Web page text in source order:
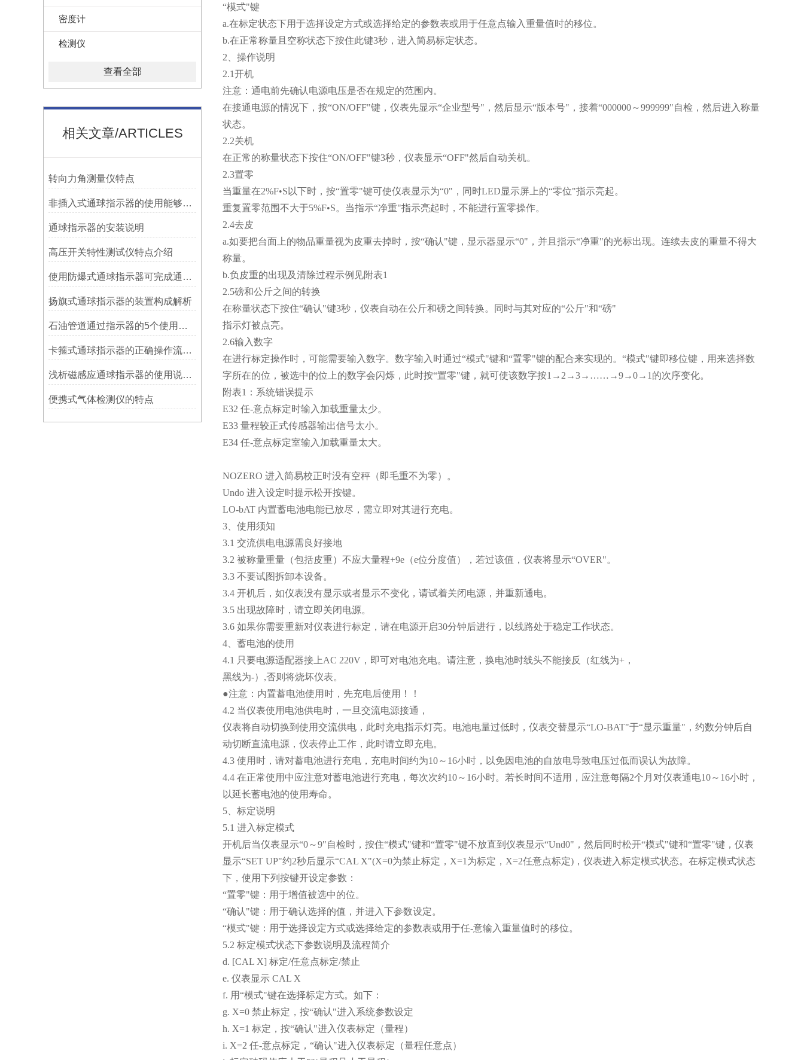
密度计
检测仪
查看全部
相关文章/ARTICLES
转向力角测量仪特点
非插入式通球指示器的使用能够满足各类管道的要求
​通球指示器的安装说明
高压开关特性测试仪特点介绍
使用防爆式通球指示器可完成通球指示功能
扬旗式通球指示器的装置构成解析
石油管道通过指示器的5个使用说明
卡箍式通球指示器的正确操作流程介绍
浅析磁感应通球指示器的使用说明及特点
便携式气体检测仪的特点
“模式"键
a.在标定状态下用于选择设定方式或选择给定的参数表或用于任意点输入重量值时的移位。
b.在正常称量且空称状态下按住此键3秒，进入简易标定状态。
2、操作说明
2.1开机
注意：通电前先确认电源电压是否在规定的范围内。
在接通电源的情况下，按“ON/OFF"键，仪表先显示“企业型号"，然后显示“版本号"，接着“000000～999999"自检，然后进入称量
状态。
2.2关机
在正常的称量状态下按住“ON/OFF"键3秒，仪表显示“OFF"然后自动关机。
2.3置零
当重量在2%F•S以下时，按“置零"键可使仪表显示为“0"，同时LED显示屏上的“零位"指示亮起。
重复置零范围不大于5%F•S。当指示“净重"指示亮起时，不能进行置零操作。
2.4去皮
a.如要把台面上的物品重量视为皮重去掉时，按“确认"键，显示器显示“0"，并且指示“净重"的光标出现。连续去皮的重量不得大
称量。
b.负皮重的出现及清除过程示例见附表1
2.5磅和公斤之间的转换
在称量状态下按住“确认"键3秒，仪表自动在公斤和磅之间转换。同时与其对应的“公斤"和“磅"
指示灯被点亮。
2.6输入数字
在进行标定操作时，可能需要输入数字。数字输入时通过“模式"键和“置零"键的配合来实现的。“模式"键即移位键，用来选择数
字所在的位，被选中的位上的数字会闪烁，此时按“置零"键，就可使该数字按1→2→3→……→9→0→1的次序变化。
附表1：系统错误提示
E32 任-意点标定时输入加载重量太少。
E33 量程较正式传感器输出信号太小。
E34 任-意点标定室输入加载重量太大。
NOZERO 进入简易校正时没有空秤（即毛重不为零）。
Undo 进入设定时提示松开按键。
LO-bAT 内置蓄电池电能已放尽，需立即对其进行充电。
3、使用须知
3.1 交流供电电源需良好接地
3.2 被称量重量（包括皮重）不应大量程+9e（e位分度值），若过该值，仪表将显示“OVER"。
3.3 不要试图拆卸本设备。
3.4 开机后，如仪表没有显示或者显示不变化，请试着关闭电源，并重新通电。
3.5 出现故障时，请立即关闭电源。
3.6 如果你需要重新对仪表进行标定，请在电源开启30分钟后进行，以线路处于稳定工作状态。
4、蓄电池的使用
4.1 只要电源适配器接上AC 220V，即可对电池充电。请注意，换电池时线头不能接反（红线为+，
黑线为-）,否则将烧坏仪表。
●注意：内置蓄电池使用时，先充电后使用！！
4.2 当仪表使用电池供电时，一旦交流电源接通，
仪表将自动切换到使用交流供电，此时充电指示灯亮。电池电量过低时，仪表交替显示“LO-BAT"于“显示重量"，约数分钟后自
动切断直流电源，仪表停止工作，此时请立即充电。
4.3 使用时，请对蓄电池进行充电，充电时间约为10～16小时，以免因电池的自放电导致电压过低而误认为故障。
4.4 在正常使用中应注意对蓄电池进行充电，每次次约10～16小时。若长时间不适用，应注意每隔2个月对仪表通电10～16小时，
以延长蓄电池的使用寿命。
5、标定说明
5.1 进入标定模式
开机后当仪表显示“0～9"自检时，按住“模式"键和“置零"键不放直到仪表显示“Und0"，然后同时松开“模式"键和“置零"键，仪表
显示“SET UP"约2秒后显示“CAL X"(X=0为禁止标定，X=1为标定，X=2任意点标定)，仪表进入标定模式状态。在标定模式状态
下，使用下列按键开设定参数：
“置零"键：用于增值被选中的位。
“确认"键：用于确认选择的值，并进入下参数设定。
“模式"键：用于选择设定方式或选择给定的参数表或用于任-意输入重量值时的移位。
5.2 标定模式状态下参数说明及流程简介
d. [CAL X] 标定/任意点标定/禁止
e. 仪表显示 CAL X
f. 用“模式"键在选择标定方式。如下：
g. X=0 禁止标定，按“确认"进入系统参数设定
h. X=1 标定，按“确认"进入仪表标定（量程）
i. X=2 任-意点标定，“确认"进入仪表标定（量程任意点）